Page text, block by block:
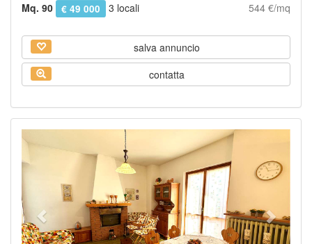
Mq. 90
€ 49 000 3 locali 544 €/mq
salva annuncio
contatta